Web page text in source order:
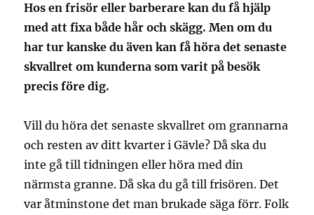
Hos en frisör eller barberare kan du få hjälp
med att fixa både hår och skägg. Men om du
har tur kanske du även kan få höra det senaste
skvallret om kunderna som varit på besök
precis före dig.
Vill du höra det senaste skvallret om grannarna
och resten av ditt kvarter i Gävle? Då ska du
inte gå till tidningen eller höra med din
närmsta granne. Då ska du gå till frisören. Det
var åtminstone det man brukade säga förr. Folk